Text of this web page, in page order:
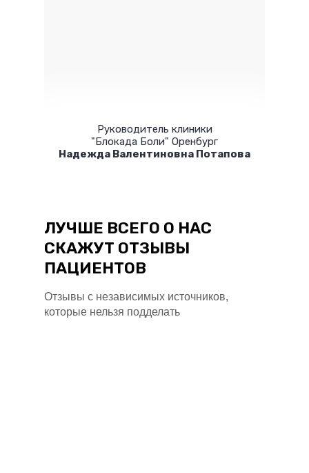
Руководитель клиники
"Блокада Боли" Оренбург
Надежда Валентиновна Потапова
ЛУЧШЕ ВСЕГО О НАС
СКАЖУТ ОТЗЫВЫ
ПАЦИЕНТОВ
Отзывы с независимых источников,
которые нельзя подделать